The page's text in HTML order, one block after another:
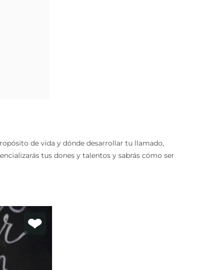
de vida y dónde desarrollar tu llamado,
tus dones y talentos y sabrás cómo ser